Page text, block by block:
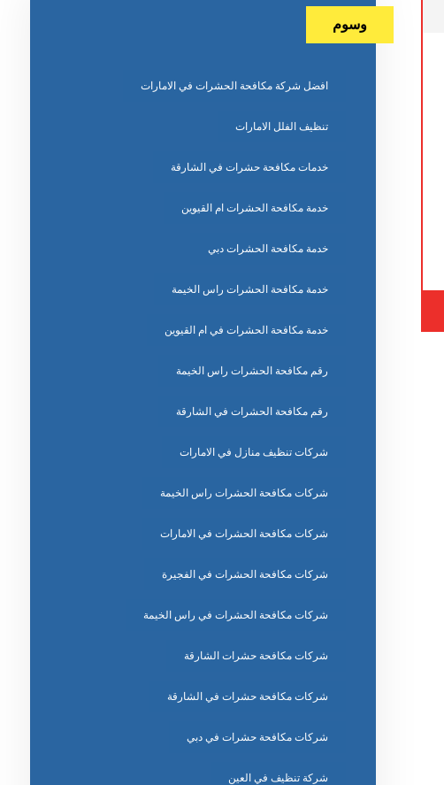
وسوم
افضل شركة مكافحة الحشرات في الامارات
تنظيف الفلل الامارات
خدمات مكافحة حشرات في الشارقة
خدمة مكافحة الحشرات ام القيوين
خدمة مكافحة الحشرات دبي
خدمة مكافحة الحشرات راس الخيمة
خدمة مكافحة الحشرات في ام القيوين
رقم مكافحة الحشرات راس الخيمة
رقم مكافحة الحشرات في الشارقة
شركات تنظيف منازل في الامارات
شركات مكافحة الحشرات راس الخيمة
شركات مكافحة الحشرات في الامارات
شركات مكافحة الحشرات في الفجيرة
شركات مكافحة الحشرات في راس الخيمة
شركات مكافحة حشرات الشارقة
شركات مكافحة حشرات في الشارقة
شركات مكافحة حشرات في دبي
شركة تنظيف في العين